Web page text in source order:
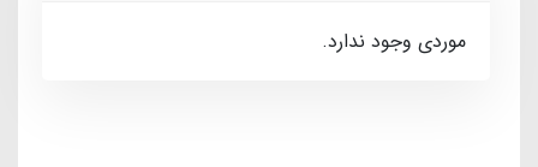
موردی وجود ندارد.